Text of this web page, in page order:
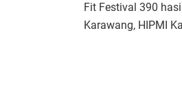
Fit Festival 390
Karawang, HIPMI